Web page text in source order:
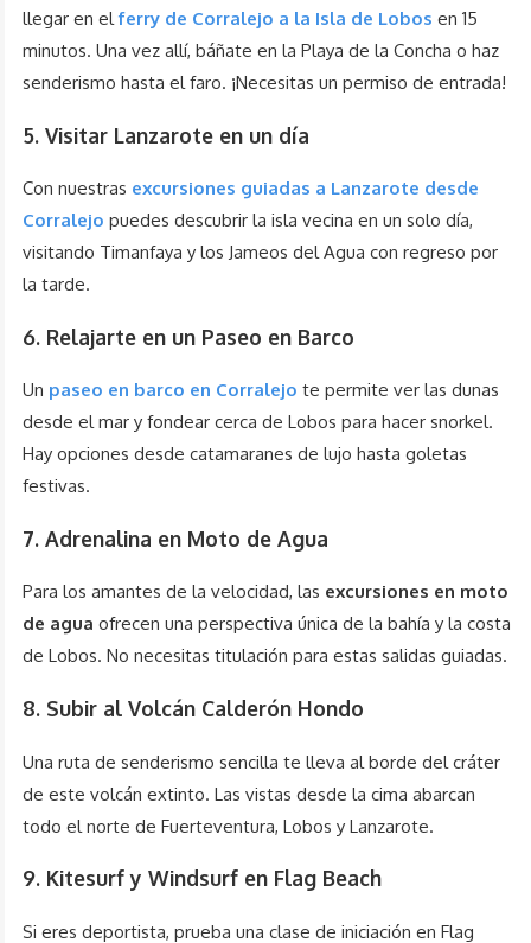
llegar en elferry de Corralejo a la Isla de Lobos en 15
minutos. Una vez allí, báñate en la Playa de la Concha o haz
senderismo hasta el faro. ¡Necesitas un permiso de entrada!
5. Visitar Lanzarote en un día
Con nuestras excursiones guiadas a Lanzarote desde
Corralejo puedes descubrir la isla vecina en un solo día,
visitando Timanfaya y los Jameos del Agua con regreso por
la tarde.
6. Relajarte en un Paseo en Barco
Un paseo en barco en Corralejo te permite ver las dunas
desde el mar y fondear cerca de Lobos para hacer snorkel.
Hay opciones desde catamaranes de lujo hasta goletas
festivas.
7. Adrenalina en Moto de Agua
Para los amantes de la velocidad, las excursiones en moto
de agua ofrecen una perspectiva única de la bahía y la costa
de Lobos. No necesitas titulación para estas salidas guiadas.
8. Subir al Volcán Calderón Hondo
Una ruta de senderismo sencilla te lleva al borde del cráter
de este volcán extinto. Las vistas desde la cima abarcan
todo el norte de Fuerteventura, Lobos y Lanzarote.
9. Kitesurf y Windsurf en Flag Beach
Si eres deportista, prueba una clase de iniciación en Flag